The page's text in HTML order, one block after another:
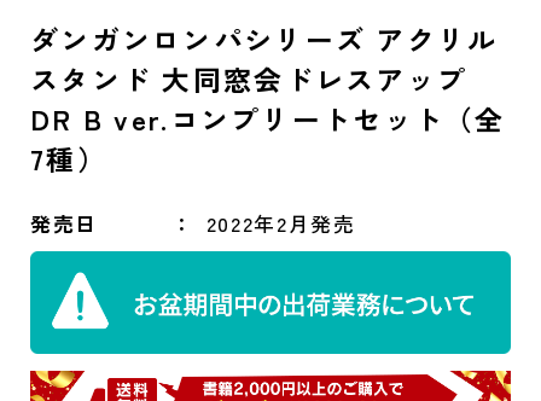
ダンガンロンパシリーズ アクリル
スタンド 大同窓会ドレスアップ
DR B ver.コンプリートセット（全
7種）
発売日 2022年2月発売